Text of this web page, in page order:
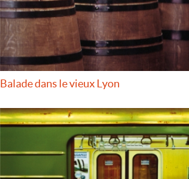
Balade dans le vieux Lyon